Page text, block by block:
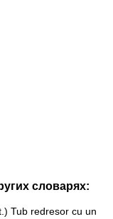
словарях:
Tub redresor cu un